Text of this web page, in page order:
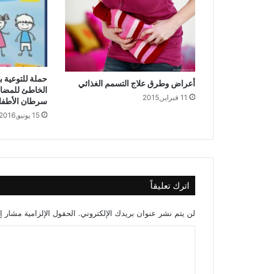
أعراض وطرق علاج التسمم الغذائي
11 فبراير,2015
حملة للتوعية
الخاطئ
سرطان
15 يونيو,2016
اترك تعليقاً
لن يتم نشر عنوان بريدك الإلكتروني. الحقول الإلزامية مشار